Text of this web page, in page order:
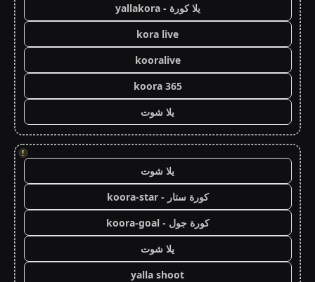
يلا كورة - yallakora
kora live
kooralive
koora 365
يلا شوت
!
يلا شوت
كورة ستار - koora-star
كورة جول - koora-goal
يلا شوت
yalla shoot